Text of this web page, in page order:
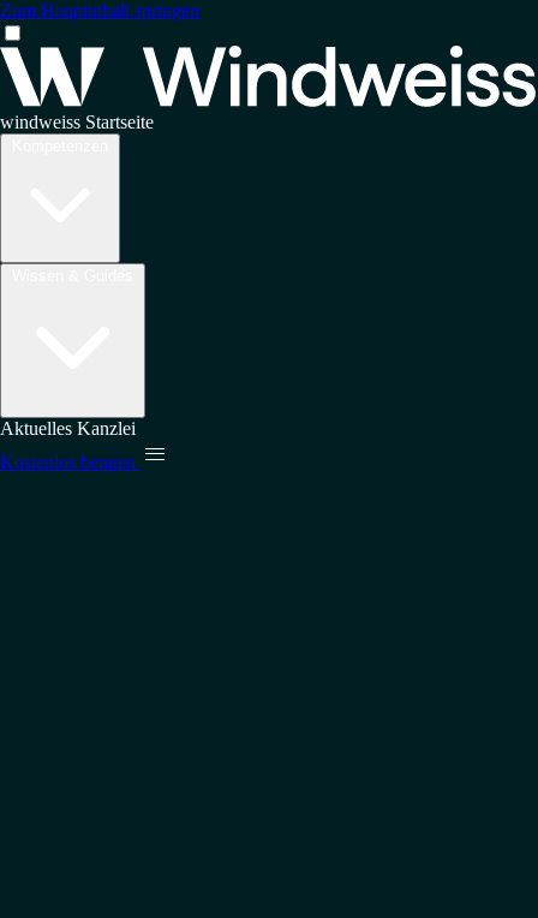
Zum Hauptinhalt springen
windweiss Startseite
Aktuelles Kanzlei
Kostenlos beraten 